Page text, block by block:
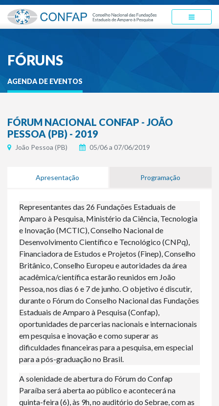
FÓRUNS
AGENDA DE EVENTOS
FÓRUM NACIONAL CONFAP - JOÃO
PESSOA (PB) - 2019
João Pessoa (PB) 05/06 a 07/06/2019
Apresentação Programação
Representantes das 26 Fundações Estaduais de
Amparo à Pesquisa, Ministério da Ciência, Tecnologia
e Inovação (MCTIC), Conselho Nacional de
Desenvolvimento Científico e Tecnológico (CNPq),
Financiadora de Estudos e Projetos (Finep), Conselho
Britânico, Conselho Europeu e autoridades da área
acadêmica/científica estarão reunidos em João
Pessoa, nos dias 6 e 7 de junho. O objetivo é discutir,
durante o Fórum do Conselho Nacional das Fundações
Estaduais de Amparo à Pesquisa (Confap),
oportunidades de parcerias nacionais e internacionais
em pesquisa e inovação e como superar as
dificuldades financeiras para a pesquisa, em especial
para a pós-graduação no Brasil.
A solenidade de abertura do Fórum do Confap
Paraíba será aberta ao público e acontecerá na
quinta-feira (6), às 9h, no auditório do Sebrae, com as